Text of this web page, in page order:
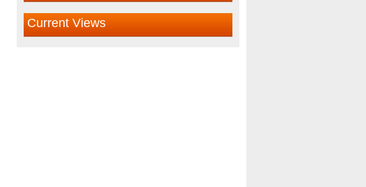
Current Views